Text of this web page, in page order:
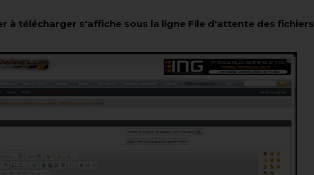
à télécharger s'affiche sous la ligne File d'attente des fichiers